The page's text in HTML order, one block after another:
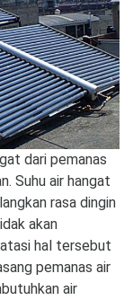
dari pemanas
Suhu air hangat
rasa dingin
akan
hal tersebut
pemanas air
air